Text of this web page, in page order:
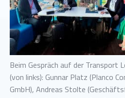
Beim Gespräch auf der Transport
(von links): Gunnar Platz (Planco
GmbH), Andreas Stolte